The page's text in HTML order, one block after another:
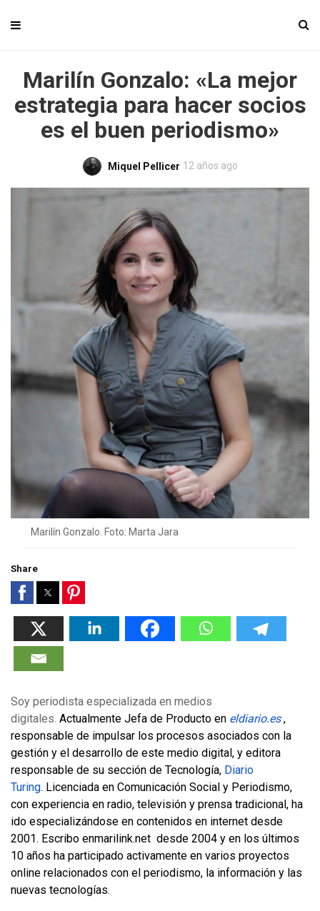
Marilín Gonzalo: «La mejor
estrategia para hacer socios
es el buen periodismo»
Miquel Pellicer 12 años ago
Marilín Gonzalo. Foto: Marta Jara
Share
Soy periodista especializada en medios
digitales. Actualmente Jefa de Producto en eldiario.es ,
responsable de impulsar los procesos asociados con la
gestión y el desarrollo de este medio digital, y editora
responsable de su sección de Tecnología, Diario
Turing. Licenciada en Comunicación Social y Periodismo,
con experiencia en radio, televisión y prensa tradicional, ha
ido especializándose en contenidos en internet desde
2001. Escribo enmarilink.net desde 2004 y en los últimos
10 años ha participado activamente en varios proyectos
online relacionados con el periodismo, la información y las
nuevas tecnologías.